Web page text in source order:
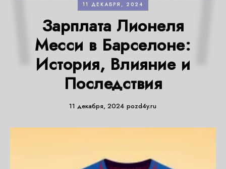
11 ДЕКАБРЯ, 2024
Зарплата Лионеля
Месси в Барселоне:
История, Влияние и
Последствия
11 декабря, 2024 pozd4y.ru